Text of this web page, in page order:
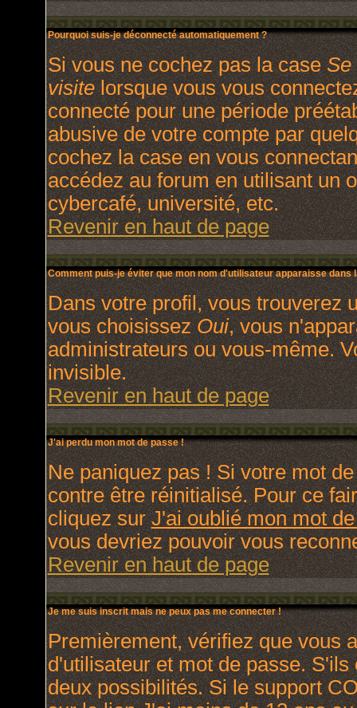
Pourquoi suis-je déconnecté automatiquement ?
Si vous ne cochez pas la caseSe
visitelorsque vous vous
connecté pour une période
abusive de votre compte par
cochez la case en vous
accédez au forum en utilisant un
cybercafé, université, etc.
Revenir en haut de page
Comment puis-je éviter que mon nom d'utilisateur apparaisse dans
Dans votre profil, vous trouverez
vous choisissezOui, vous
administrateurs ou vous-même.
invisible.
Revenir en haut de page
J'ai perdu mon mot de passe !
Ne paniquez pas ! Si votre mot
contre être réinitialisé. Pour ce
cliquez surJ'ai oublié mon mot
vous devriez pouvoir vous
Revenir en haut de page
Je me suis inscrit mais ne peux pas me connecter !
Premièrement, vérifiez que vous
d'utilisateur et mot de passe.
deux possibilités. Si le support